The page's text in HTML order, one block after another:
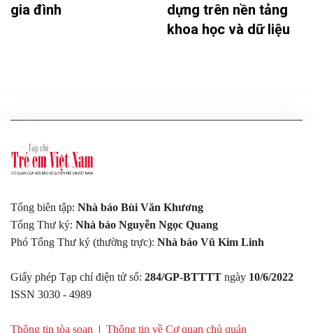
gia đình
dựng trên nền tảng
khoa học và dữ liệu
Tổng biên tập: Nhà báo Bùi Văn Khương
Tổng Thư ký: Nhà báo Nguyễn Ngọc Quang
Phó Tổng Thư ký (thường trực): Nhà báo Vũ Kim Linh
Giấy phép Tạp chí điện tử số: 284/GP-BTTTT ngày 10/6/2022
ISSN 3030 - 4989
Thông tin tòa soạn | Thông tin về Cơ quan chủ quản